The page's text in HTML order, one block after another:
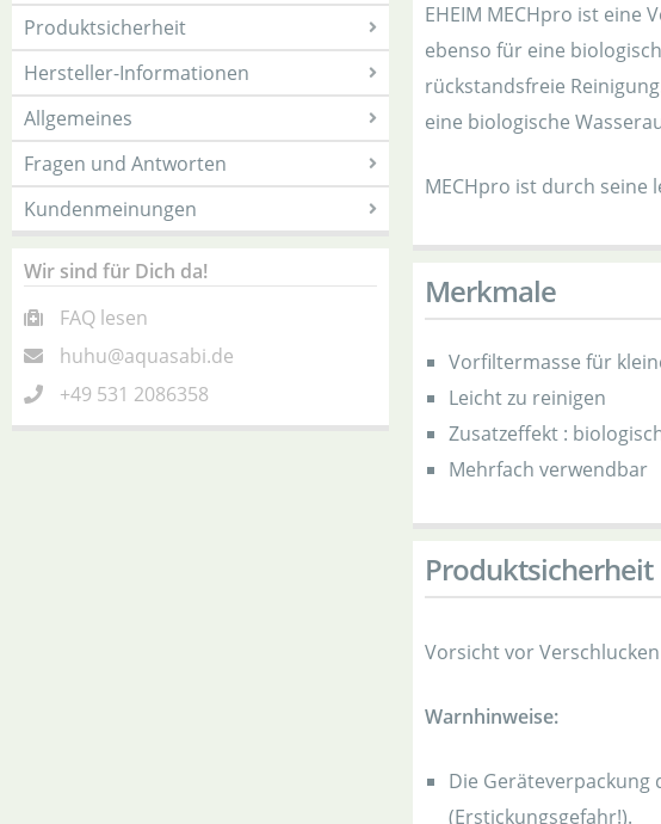
Produktsicherheit
Hersteller-Informationen
Allgemeines
Fragen und Antworten
Kundenmeinungen
Wir sind für Dich da!
FAQ lesen
huhu@aquasabi.de
+49 531 2086358
EHEIM MECHpro ist
ebenso für eine
rückstandsfreie
eine biologische
MECHpro ist durch
Merkmale
Vorfiltermasse für
Leicht zu reinigen
Zusatzeffekt :
Mehrfach verwendbar
Produktsicherheit
Vorsicht vor Verschlucken
Warnhinweise:
Die Geräteverpackung
(Erstickungsgefahr!).